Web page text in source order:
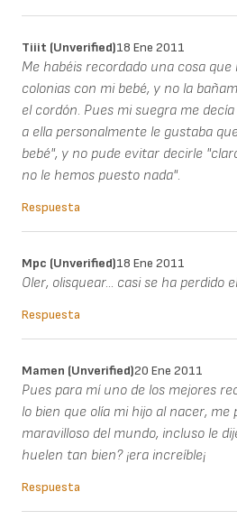
Tiiit (unverified)18 Ene 2011
Me habéis recordado una cosa que
colonias con mi bebé, y no la
el cordón. Pues mi suegra me
a ella personalmente le gustaba
bebé", y no pude evitar decirle
no le hemos puesto nada".
Respuesta
Mpc (unverified)18 Ene 2011
Oler, olisquear... casi se ha perdido
Respuesta
Mamen (unverified)20 Ene 2011
Pues para mí uno de los mejores
lo bien que olía mi hijo al nacer, me
maravilloso del mundo, incluso le
huelen tan bien? ¡era increíble¡
Respuesta